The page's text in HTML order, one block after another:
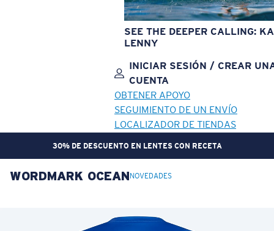
SEE THE DEEPER CALLING:
LENNY
INICIAR SESIÓN / CREAR
CUENTA
OBTENER APOYO
SEGUIMIENTO DE UN ENVÍO
LOCALIZADOR DE TIENDAS
PREPÁRATE. GANA RECOMPENSAS. | ÚNETE A CREW REWARDS
OBJETIVO ACTUALIZADO¡AGREGADO AL CARRITO!
Precio:
WORDMARK OCEAN NOVEDADES